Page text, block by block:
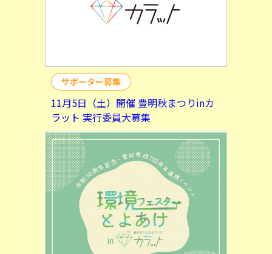
サポーター募集
11月5日（土）開催 豊明秋まつりinカ
ラット 実行委員大募集